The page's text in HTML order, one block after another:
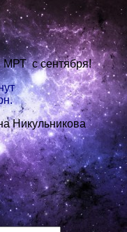
МРТ с сентября!
Никульникова